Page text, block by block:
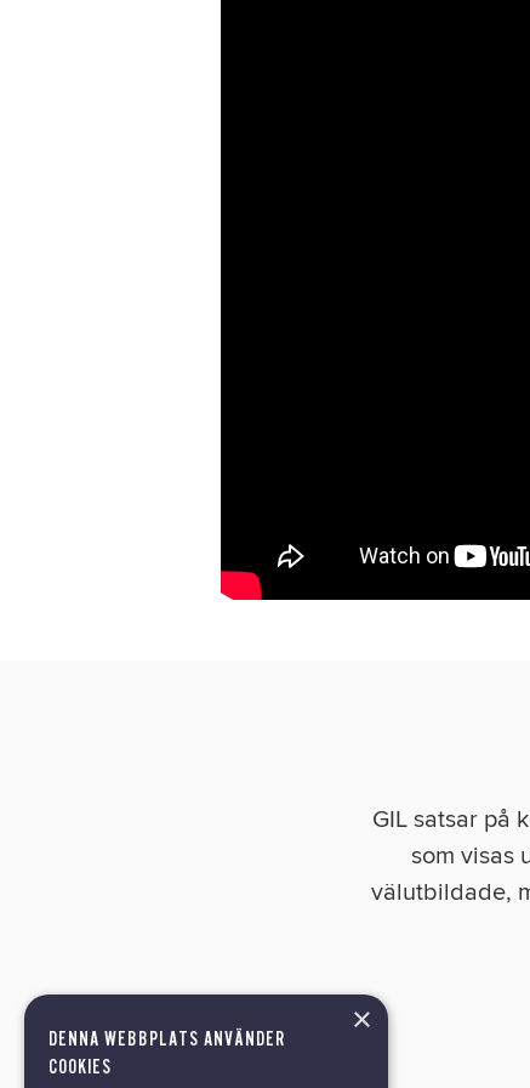
GIL satsar på
som visas
välutbildade,
×
DENNA WEBBPLATS ANVÄNDER
COOKIES